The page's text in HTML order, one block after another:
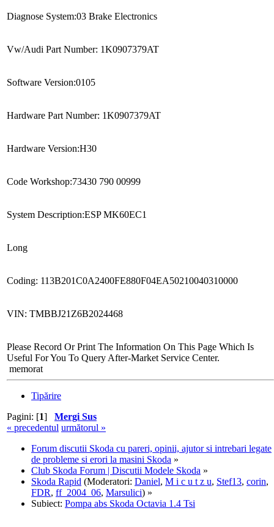
Diagnose System:03 Brake Electronics
Vw/Audi Part Number: 1K0907379AT
Software Version:0105
Hardware Part Number: 1K0907379AT
Hardware Version:H30
Code Workshop:73430 790 00999
System Description:ESP MK60EC1
Long
Coding: 113B201C0A2400FE880F04EA50210040310000
VIN: TMBBJ21Z6B2024468
Please Record Or Print The Information On This Page Which Is
Useful For You To Query After-Market Service Center.
memorat
Tipărire
Pagini: [1] Mergi Sus
« precedentul următorul »
Forum discutii Skoda cu pareri, opinii, ajutor si intrebari legate
de probleme si erori la masini Skoda »
Club Skoda Forum | Discutii Modele Skoda »
Skoda Rapid (Moderatori: Daniel, M i c u t z u, Stef13, corin,
FDR, ff_2004_06, Marsulici) »
Subiect: Pompa abs Skoda Octavia 1.4 Tsi